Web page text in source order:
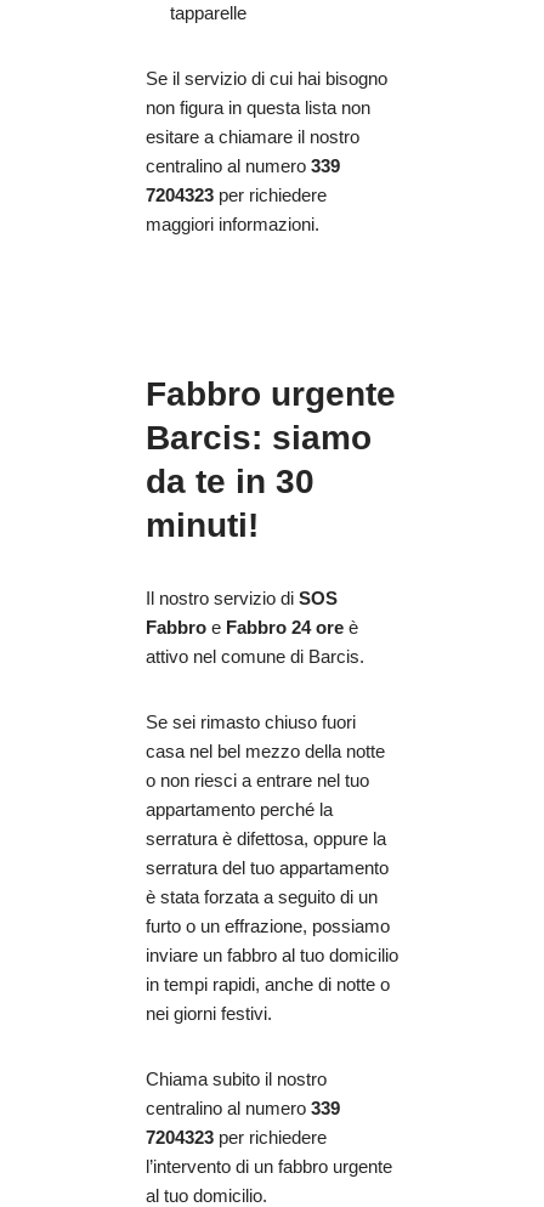
tapparelle
Se il servizio di cui hai bisogno
non figura in questa lista non
esitare a chiamare il nostro
centralino al numero 339
7204323 per richiedere
maggiori informazioni.
Fabbro urgente
Barcis: siamo
da te in 30
minuti!
Il nostro servizio di SOS
Fabbro e Fabbro 24 ore è
attivo nel comune di Barcis.
Se sei rimasto chiuso fuori
casa nel bel mezzo della notte
o non riesci a entrare nel tuo
appartamento perché la
serratura è difettosa, oppure la
serratura del tuo appartamento
è stata forzata a seguito di un
furto o un effrazione, possiamo
inviare un fabbro al tuo domicilio
in tempi rapidi, anche di notte o
nei giorni festivi.
Chiama subito il nostro
centralino al numero 339
7204323 per richiedere
l’intervento di un fabbro urgente
al tuo domicilio.